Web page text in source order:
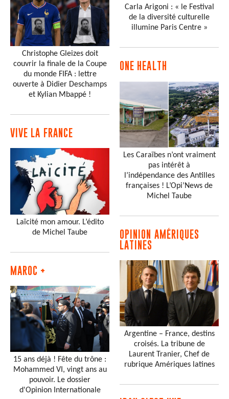
Christophe Gleizes doit
couvrir la finale de la Coupe
du monde FIFA : lettre
ouverte à Didier Deschamps
et Kylian Mbappé !
VIVE LA FRANCE
Laïcité mon amour. L’édito
de Michel Taube
MAROC +
15 ans déjà ! Fête du trône :
Mohammed VI, vingt ans au
pouvoir. Le dossier
d'Opinion Internationale
Carla Arigoni : « le Festival
de la diversité culturelle
illumine Paris Centre »
ONE HEALTH
Les Caraïbes n’ont vraiment
pas intérêt à
l’indépendance des Antilles
françaises ! L’Opi’News de
Michel Taube
OPINION AMÉRIQUES
LATINES
Argentine – France, destins
croisés. La tribune de
Laurent Tranier, Chef de
rubrique Amériques latines